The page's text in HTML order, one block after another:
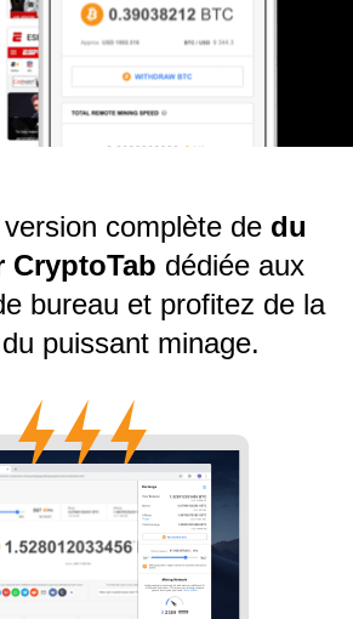
complète de du
CryptoTab dédiée aux
bureau et profitez de la
puissant minage.